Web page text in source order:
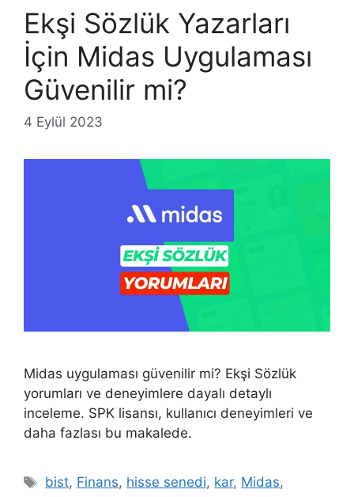
Ekşi Sözlük Yazarları
İçin Midas Uygulaması
Güvenilir mi?
4 Eylül 2023
Midas uygulaması güvenilir mi? Ekşi Sözlük
yorumları ve deneyimlere dayalı detaylı
inceleme. SPK lisansı, kullanıcı deneyimleri ve
daha fazlası bu makalede.
Etiketler
bist, Finans, hisse senedi, kar, Midas,